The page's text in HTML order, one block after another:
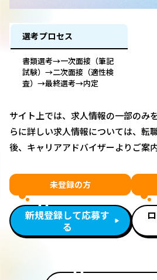
選考プロセス
書類選考→一次面接（筆記
試験）→二次面接（適性検
査）→最終選考→内定
サイト上では、求人情報の一部のみ
らに詳しい求人情報については、転
後、キャリアアドバイザーよりご案
未登録の方
新規登録して応募す
る